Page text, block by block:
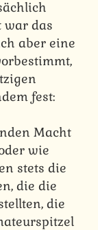
das
aber eine
fest:
Macht
wie
stets die
die die
die